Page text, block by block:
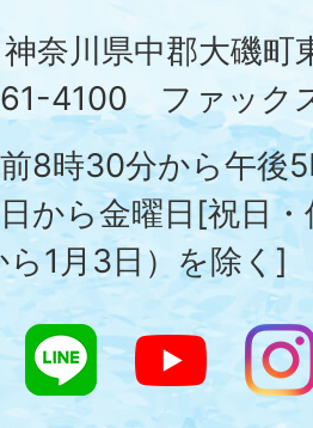
町
奈川県中郡大磯
4100 ファック
8時30分から午後
から金曜日[祝日
ら1月3日）を除く]